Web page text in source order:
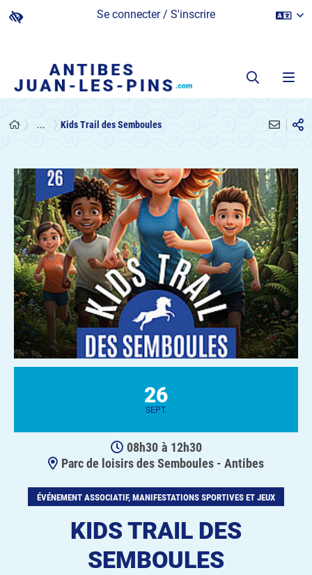
Se connecter / S'inscrire
... Kids Trail des Semboules
26
SEPT.
08h30 à 12h30
Parc de loisirs des Semboules - Antibes
ÉVÉNEMENT ASSOCIATIF, MANIFESTATIONS SPORTIVES ET JEUX
KIDS TRAIL DES
SEMBOULES